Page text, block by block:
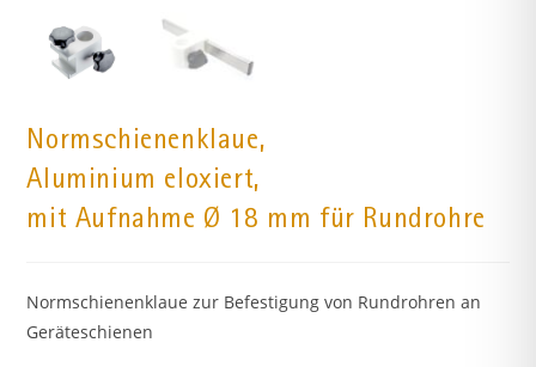
Normschienenklaue,
Aluminium eloxiert,
mit Aufnahme Ø 18 mm für Rundrohre
Normschienenklaue zur Befestigung von Rundrohren an
Geräteschienen